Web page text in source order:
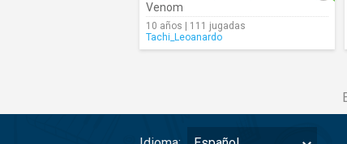
Venom
10 años | 111 jugadas
Tachi_Leoanardo